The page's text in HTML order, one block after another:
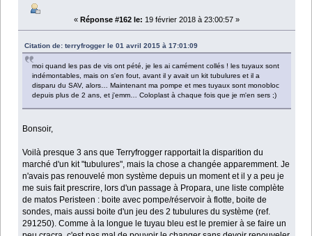
« Réponse #162 le: 19 février 2018 à 23:00:57 »
Citation de: terryfrogger le 01 avril 2015 à 17:01:09
moi quand les pas de vis ont pété, je les ai carrément collés ! les tuyaux sont
indémontables, mais on s'en fout, avant il y avait un kit tubulures et il a
disparu du SAV, alors… Maintenant ma pompe et mes tuyaux sont monobloc
depuis plus de 2 ans, et j'emm… Coloplast à chaque fois que je m'en sers ;)
Bonsoir,
Voilà presque 3 ans que Terryfrogger rapportait la disparition du
marché d'un kit "tubulures", mais la chose a changée apparemment. Je
n'avais pas renouvelé mon système depuis un moment et il y a peu je
me suis fait prescrire, lors d'un passage à Propara, une liste complète
de matos Peristeen : boite avec pompe/réservoir à flotte, boite de
sondes, mais aussi boite d'un jeu des 2 tubulures du système (ref.
291250). Comme à la longue le tuyau bleu est le premier à se faire un